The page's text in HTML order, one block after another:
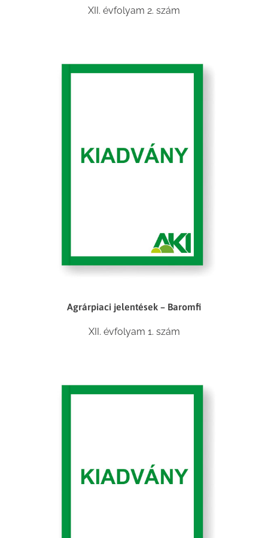
XII. évfolyam 2. szám
Agrárpiaci jelentések – Baromfi
XII. évfolyam 1. szám